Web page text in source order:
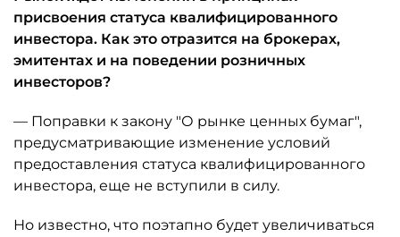
присвоения статуса квалифицированного
инвестора. Как это отразится на брокерах,
эмитентах и на поведении розничных
инвесторов?
— Поправки к закону "О рынке ценных бумаг",
предусматривающие изменение условий
предоставления статуса квалифицированного
инвестора, еще не вступили в силу.
Но известно, что поэтапно будет увеличиваться